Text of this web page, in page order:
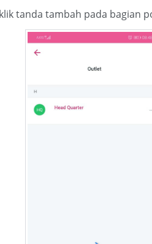
klik tanda tambah pada